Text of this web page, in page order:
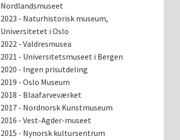
Nordlandsmuseet
2023 - Naturhistorisk museum,
Universitetet i Oslo
2022 - Valdresmusea
2021 - Universitetsmuseet i Bergen
2020 - Ingen prisutdeling
2019 - Oslo Museum
2018 - Blaafarveværket
2017 - Nordnorsk Kunstmuseum
2016 - Vest-Agder-museet
2015 - Nynorsk kultursentrum